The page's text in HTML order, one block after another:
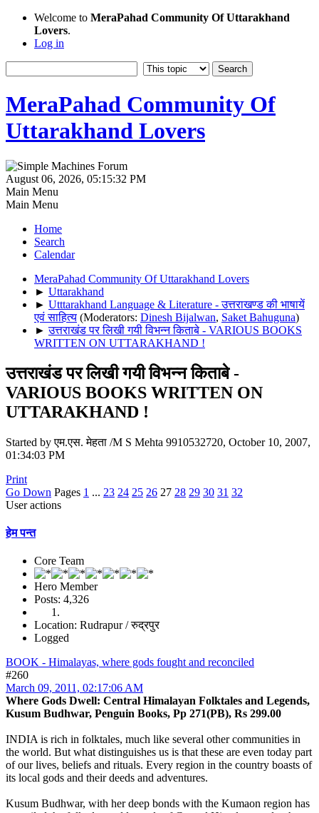
Welcome to MeraPahad Community Of Uttarakhand
Lovers.
Log in
MeraPahad Community Of
Uttarakhand Lovers
August 06, 2026, 05:15:32 PM
Main Menu
Main Menu
Home
Search
Calendar
MeraPahad Community Of Uttarakhand Lovers
► Uttarakhand
► Utttarakhand Language & Literature - उत्तराखण्ड की भाषायें
एवं साहित्य (Moderators: Dinesh Bijalwan, Saket Bahuguna)
►उत्तराखंड पर लिखी गयी विभन्न किताबे - VARIOUS BOOKS
WRITTEN ON UTTARAKHAND !
उत्तराखंड पर लिखी गयी विभन्न किताबे -
VARIOUS BOOKS WRITTEN ON
UTTARAKHAND !
Started by एम.एस. मेहता /M S Mehta 9910532720, October 10, 2007,
01:34:03 PM
Print
Go Down Pages 1 ... 23 24 25 26 27 28 29 30 31 32
User actions
हेम पन्त
Core Team
Hero Member
Posts: 4,326
Location: Rudrapur / रुद्रपुर
Logged
BOOK - Himalayas, where gods fought and reconciled
#260
March 09, 2011, 02:17:06 AM
Where Gods Dwell: Central Himalayan Folktales and Legends,
Kusum Budhwar, Penguin Books, Pp 271(PB), Rs 299.00
INDIA is rich in folktales, much like several other communities in
the world. But what distinguishes us is that these are even today part
of our lives, beliefs and rituals. Every region in the country boasts of
its local gods and their deeds and adventures.
Kusum Budhwar, with her deep bonds with the Kumaon region has